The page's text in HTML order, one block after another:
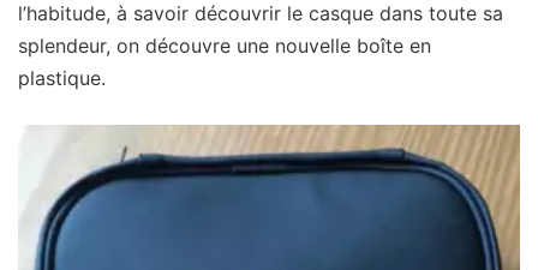
l’habitude, à savoir découvrir le casque dans toute sa
splendeur, on découvre une nouvelle boîte en
plastique.